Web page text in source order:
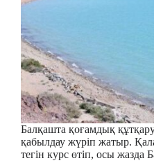
Балқашта қоғамдық
қабылдау жүріп жатыр.
тегін курс өтіп, осы жазда